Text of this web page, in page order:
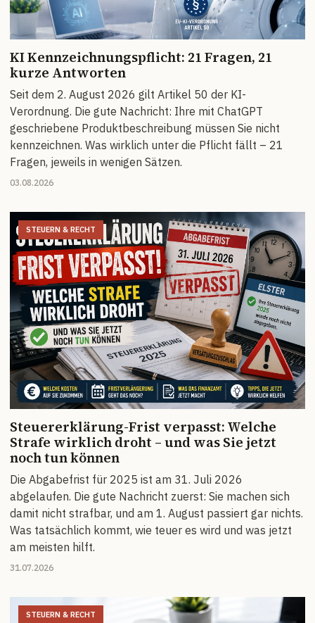
KI Kennzeichnungspflicht: 21 Fragen, 21
kurze Antworten
Seit dem 2. August 2026 gilt Artikel 50 der KI-
Verordnung. Die gute Nachricht: Ihre mit ChatGPT
geschriebene Produktbeschreibung müssen Sie nicht
kennzeichnen. Was wirklich unter die Pflicht fällt – 21
Fragen, jeweils in wenigen Sätzen.
03.08.2026
STEUERN & RECHT
Steuererklärung-Frist verpasst: Welche
Strafe wirklich droht – und was Sie jetzt
noch tun können
Die Abgabefrist für 2025 ist am 31. Juli 2026
abgelaufen. Die gute Nachricht zuerst: Sie machen sich
damit nicht strafbar, und am 1. August passiert gar nichts.
Was tatsächlich kommt, wie teuer es wird und was jetzt
am meisten hilft.
31.07.2026
STEUERN & RECHT